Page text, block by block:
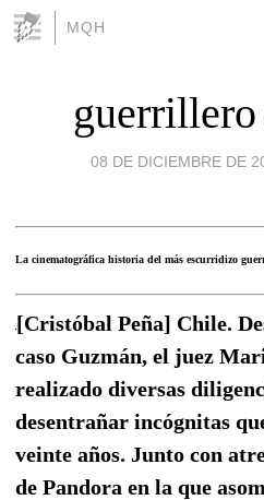
MQH
08 DE DICIEMBRE DE
La cinematográfica historia del más escurridizo
[Cristóbal Peña] Chile.
caso Guzmán, el juez
realizado diversas
desentrañar incógnitas
veinte años. Junto con
de Pandora en la que